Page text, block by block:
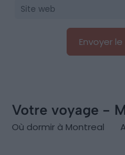
Votre voyage -
Où dormir à Montreal